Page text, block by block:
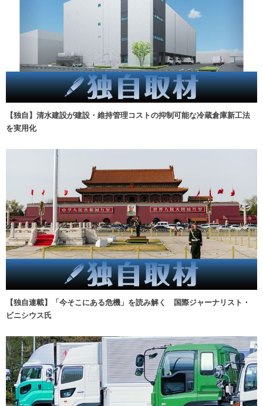
【独自】清水建設が建設・維持管理コストの抑制可能な冷蔵倉庫新工法
を実用化
【独自連載】「今そこにある危機」を読み解く 国際ジャーナリスト・
ビニシウス氏